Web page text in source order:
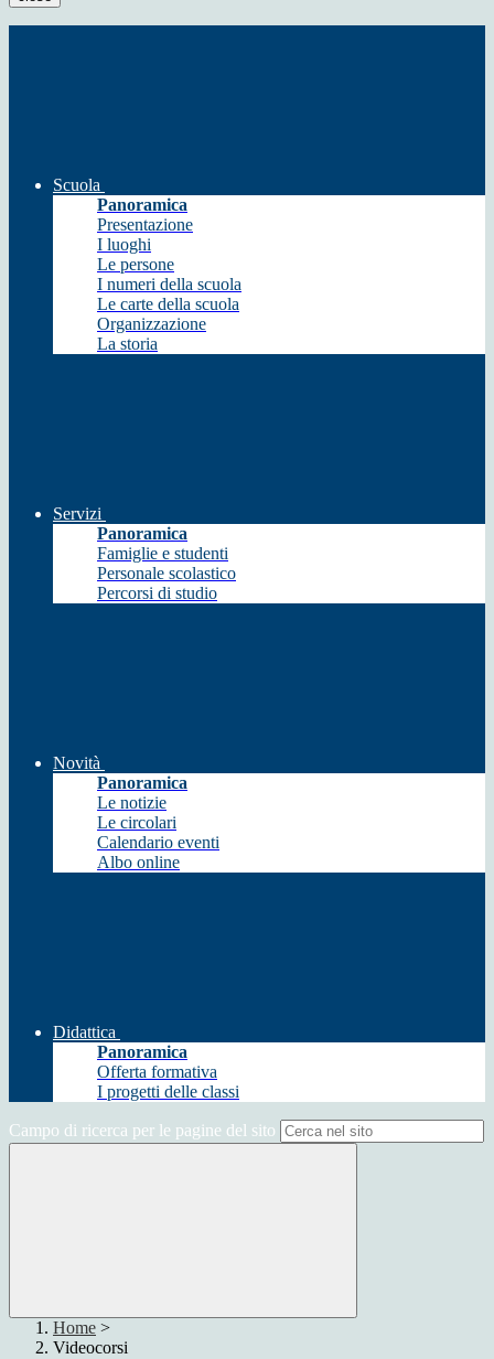
Scuola
Panoramica
Presentazione
I luoghi
Le persone
I numeri della scuola
Le carte della scuola
Organizzazione
La storia
Servizi
Panoramica
Famiglie e studenti
Personale scolastico
Percorsi di studio
Novità
Panoramica
Le notizie
Le circolari
Calendario eventi
Albo online
Didattica
Panoramica
Offerta formativa
I progetti delle classi
Campo di ricerca per le pagine del sito
Home >
Videocorsi